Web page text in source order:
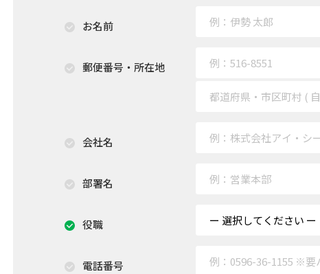
お名前
郵便番号・所在地
会社名
部署名
役職
電話番号